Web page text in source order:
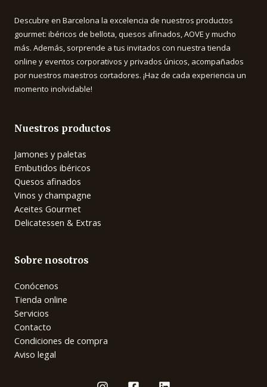
Descubre en Barcelona la excelencia de nuestros productos
gourmet: ibéricos de bellota, quesos afinados, AOVE y mucho
más. Además, sorprende a tus invitados con nuestra tienda
online y eventos corporativos y privados únicos, acompañados
por nuestros maestros cortadores. ¡Haz de cada experiencia un
momento inolvidable!
Nuestros productos
Jamones y paletas
Embutidos ibéricos
Quesos afinados
Vinos y champagne
Aceites Gourmet
Delicatessen & Extras
Sobre nosotros
Conócenos
Tienda online
Servicios
Contacto
Condiciones de compra
Aviso legal